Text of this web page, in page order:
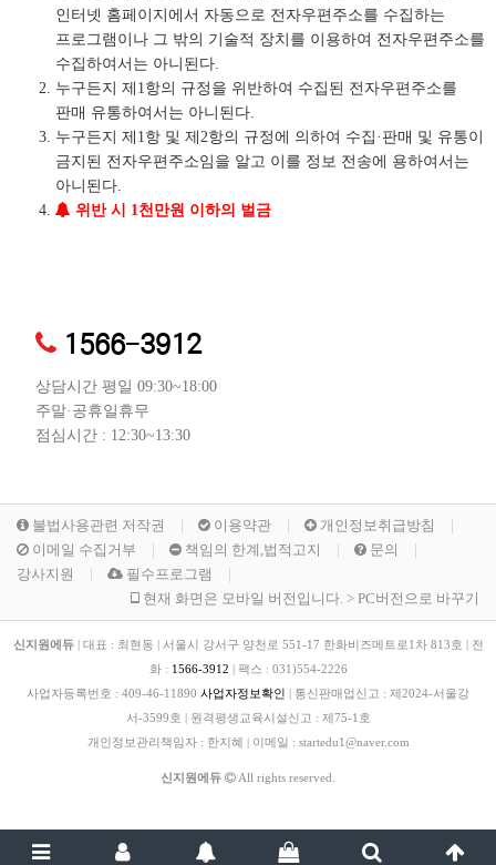
인터넷 홈페이지에서 자동으로 전자우편주소를 수집하는
프로그램이나 그 밖의 기술적 장치를 이용하여 전자우편주소를
수집하여서는 아니된다.
누구든지 제1항의 규정을 위반하여 수집된 전자우편주소를
판매 유통하여서는 아니된다.
누구든지 제1항 및 제2항의 규정에 의하여 수집·판매 및 유통이
금지된 전자우편주소임을 알고 이를 정보 전송에 용하여서는
아니된다.
위반 시 1천만원 이하의 벌금
1566-3912
상담시간 평일 09:30~18:00
주말·공휴일휴무
점심시간 : 12:30~13:30
불법사용관련 저작권 이용약관
개인정보취급방침
이메일 수집거부
책임의 한계,법적고지
문의
강사지원
필수프로그램
현재 화면은 모바일 버전입니다. > PC버전으로 바꾸기
신지원에듀 |대표 : 최현동 |서울시 강서구 양천로 551-17 한화비즈메트로1차 813호 |전
화 : 1566-3912 |팩스 : 031)554-2226
사업자등록번호 : 409-46-11890 사업자정보확인 | 통신판매업신고 : 제2024-서울강
서-3599호 |원격평생교육시설신고 : 제75-1호
개인정보관리책임자 : 한지혜 |이메일 : startedu1@naver.com
신지원에듀 All rights reserved.